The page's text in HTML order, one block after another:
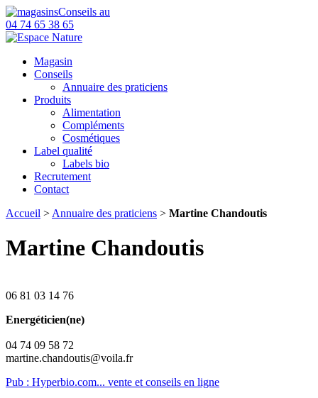
Conseils au
04 74 65 38 65
Magasin
Conseils
Annuaire des praticiens
Produits
Alimentation
Compléments
Cosmétiques
Label qualité
Labels bio
Recrutement
Contact
Accueil > Annuaire des praticiens > Martine Chandoutis
Martine Chandoutis
06 81 03 14 76
Energéticien(ne)
04 74 09 58 72
martine.chandoutis@voila.fr
Pub : Hyperbio.com... vente et conseils en ligne